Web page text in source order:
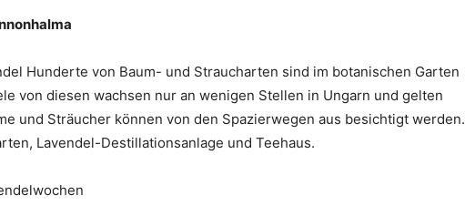
Hunderte von Baum- und Straucharten sind im botanischen Garten
von diesen wachsen nur an wenigen Stellen in Ungarn und gelten
und Sträucher können von den Spazierwegen aus besichtigt werden.
Lavendel-Destillationsanlage und Teehaus.